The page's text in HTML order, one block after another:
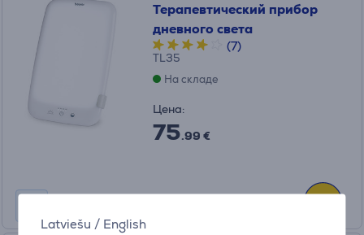
Latviešu / English
Терапевтический прибор
дневного света
(7)
TL35
На складе
Цена:
75.99 €